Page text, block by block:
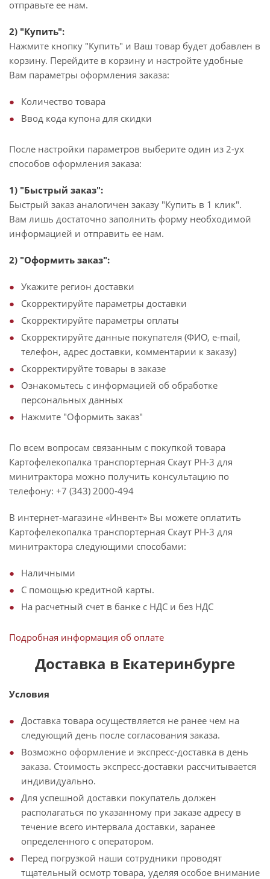
отправьте ее нам.
2) "Купить":
Нажмите кнопку "Купить" и Ваш товар будет добавлен в
корзину. Перейдите в корзину и настройте удобные
Вам параметры оформления заказа:
Количество товара
Ввод кода купона для скидки
После настройки параметров выберите один из 2-ух
способов оформления заказа:
1) "Быстрый заказ":
Быстрый заказ аналогичен заказу "Купить в 1 клик".
Вам лишь достаточно заполнить форму необходимой
информацией и отправить ее нам.
2) "Оформить заказ":
Укажите регион доставки
Скорректируйте параметры доставки
Скорректируйте параметры оплаты
Скорректируйте данные покупателя (ФИО, e-mail,
телефон, адрес доставки, комментарии к заказу)
Скорректируйте товары в заказе
Ознакомьтесь с информацией об обработке
персональных данных
Нажмите "Оформить заказ"
По всем вопросам связанным с покупкой товара
Картофелекопалка транспортерная Скаут PH-3 для
минитрактора можно получить консультацию по
телефону: +7 (343) 2000-494
В интернет-магазине «Инвент» Вы можете оплатить
Картофелекопалка транспортерная Скаут PH-3 для
минитрактора следующими способами:
Наличными
С помощью кредитной карты.
На расчетный счет в банке с НДС и без НДС
Подробная информация об оплате
Доставка в Екатеринбурге
Условия
Доставка товара осуществляется не ранее чем на
следующий день после согласования заказа.
Возможно оформление и экспресс-доставка в день
заказа. Стоимость экспресс-доставки рассчитывается
индивидуально.
Для успешной доставки покупатель должен
располагаться по указанному при заказе адресу в
течение всего интервала доставки, заранее
определенного с оператором.
Перед погрузкой наши сотрудники проводят
тщательный осмотр товара, уделяя особое внимание